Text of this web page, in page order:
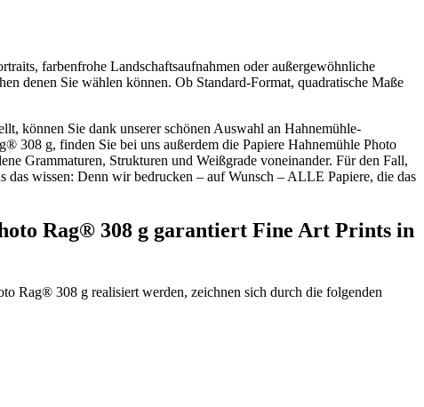
farbenfrohe Landschaftsaufnahmen oder außergewöhnliche
denen Sie wählen können. Ob Standard-Format, quadratische Maße
können Sie dank unserer schönen Auswahl an Hahnemühle-
308 g, finden Sie bei uns außerdem die Papiere Hahnemühle Photo
Grammaturen, Strukturen und Weißgrade voneinander. Für den Fall,
das wissen: Denn wir bedrucken – auf Wunsch – ALLE Papiere, die das
Rag® 308 g garantiert Fine Art Prints in
Rag® 308 g realisiert werden, zeichnen sich durch die folgenden